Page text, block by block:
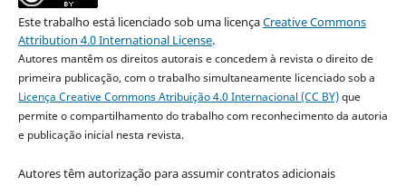
Este trabalho está licenciado sob uma licençaCreative Commons
Attribution 4.0 International License.
Autores mantêm os direitos autorais e concedem à revista o direito de
primeira publicação, com o trabalho simultaneamente licenciado sob a
Licença Creative Commons Atribuição 4.0 Internacional (CC BY)que
permite o compartilhamento do trabalho com reconhecimento da autoria
e publicação inicial nesta revista.
Autores têm autorização para assumir contratos adicionais